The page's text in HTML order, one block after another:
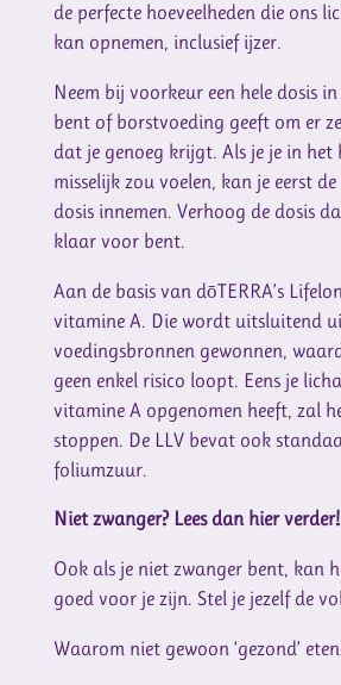
de perfecte hoeveelheden die ons
kan opnemen, inclusief ijzer.
Neem bij voorkeur een hele dosis
bent of borstvoeding geeft om er
dat je genoeg krijgt. Als je je in het
misselijk zou voelen, kan je eerst
dosis innemen. Verhoog de dosis
klaar voor bent.
Aan de basis van dōTERRA’s
vitamine A. Die wordt uitsluitend
voedingsbronnen gewonnen,
geen enkel risico loopt. Eens je
vitamine A opgenomen heeft, zal
stoppen. De LLV bevat ook
foliumzuur.
Niet zwanger? Lees dan hier verder!
Ook als je niet zwanger bent, kan
goed voor je zijn. Stel je jezelf de
Waarom niet gewoon ‘gezond’